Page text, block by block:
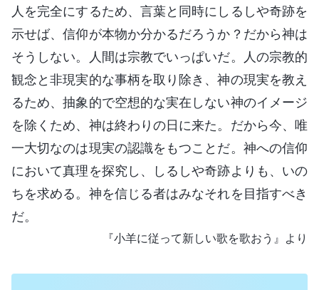
人を完全にするため、言葉と同時にしるしや奇跡を
示せば、信仰が本物か分かるだろうか？だから神は
そうしない。人間は宗教でいっぱいだ。人の宗教的
観念と非現実的な事柄を取り除き、神の現実を教え
るため、抽象的で空想的な実在しない神のイメージ
を除くため、神は終わりの日に来た。だから今、唯
一大切なのは現実の認識をもつことだ。神への信仰
において真理を探究し、しるしや奇跡よりも、いの
ちを求める。神を信じる者はみなそれを目指すべき
だ。
『小羊に従って新しい歌を歌おう』より